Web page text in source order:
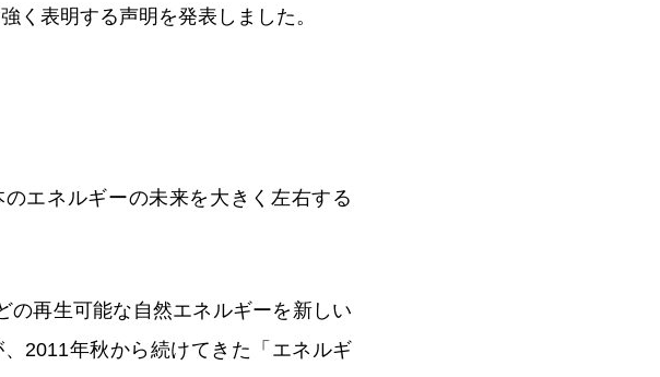
く表明する声明を発表しました。
エネルギーの未来を大きく左右する
の再生可能な自然エネルギーを新しい
2011年秋から続けてきた「エネルギ